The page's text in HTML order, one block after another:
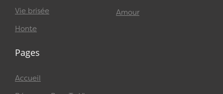
Vie brisée
Honte
Amour
Pages
Accueil